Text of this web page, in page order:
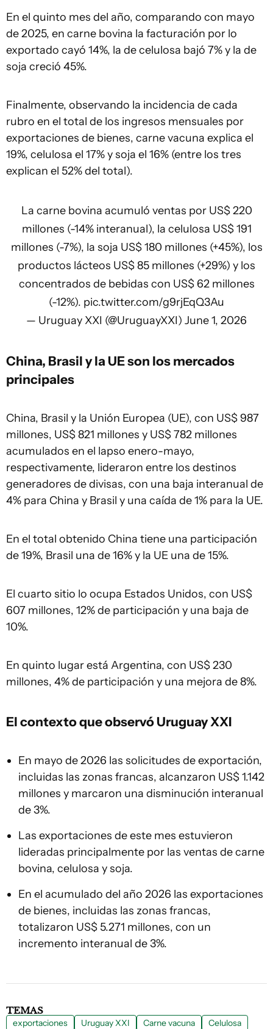
En el quinto mes del año, comparando con mayo
de 2025, en carne bovina la facturación por lo
exportado cayó 14%, la de celulosa bajó 7% y la de
soja creció 45%.
Finalmente, observando la incidencia de cada
rubro en el total de los ingresos mensuales por
exportaciones de bienes, carne vacuna explica el
19%, celulosa el 17% y soja el 16% (entre los tres
explican el 52% del total).
La carne bovina acumuló ventas por US$ 220
millones (-14% interanual), la celulosa US$ 191
millones (-7%), la soja US$ 180 millones (+45%), los
productos lácteos US$ 85 millones (+29%) y los
concentrados de bebidas con US$ 62 millones
(-12%). pic.twitter.com/g9rjEqQ3Au
— Uruguay XXI (@UruguayXXI) June 1, 2026
China, Brasil y la UE son los mercados
principales
China, Brasil y la Unión Europea (UE), con US$ 987
millones, US$ 821 millones y US$ 782 millones
acumulados en el lapso enero-mayo,
respectivamente, lideraron entre los destinos
generadores de divisas, con una baja interanual de
4% para China y Brasil y una caída de 1% para la UE.
En el total obtenido China tiene una participación
de 19%, Brasil una de 16% y la UE una de 15%.
El cuarto sitio lo ocupa Estados Unidos, con US$
607 millones, 12% de participación y una baja de
10%.
En quinto lugar está Argentina, con US$ 230
millones, 4% de participación y una mejora de 8%.
El contexto que observó Uruguay XXI
En mayo de 2026 las solicitudes de exportación,
incluidas las zonas francas, alcanzaron US$ 1.142
millones y marcaron una disminución interanual
de 3%.
Las exportaciones de este mes estuvieron
lideradas principalmente por las ventas de carne
bovina, celulosa y soja.
En el acumulado del año 2026 las exportaciones
de bienes, incluidas las zonas francas,
totalizaron US$ 5.271 millones, con un
incremento interanual de 3%.
TEMAS
exportaciones Uruguay XXI Carne vacuna Celulosa